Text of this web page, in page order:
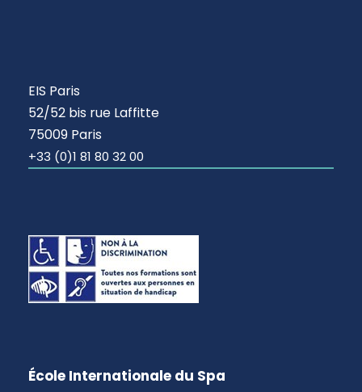
EIS Paris
52/52 bis rue Laffitte
75009 Paris
+33 (0)1 81 80 32 00
École Internationale du Spa